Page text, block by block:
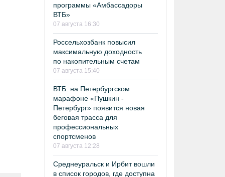
программы «Амбассадоры
ВТБ»
07 августа 16:30
Россельхозбанк повысил
максимальную доходность
по накопительным счетам
07 августа 15:40
ВТБ: на Петербургском
марафоне «Пушкин -
Петербург» появится новая
беговая трасса для
профессиональных
спортсменов
07 августа 12:28
Среднеуральск и Ирбит вошли
в список городов, где доступна